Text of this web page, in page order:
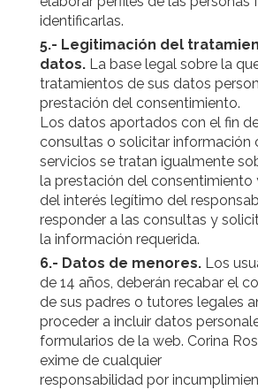
identificarlas.
5.- Legitimación del
datos. La base legal sobre la
tratamientos de sus datos
prestación del consentimiento.
Los datos aportados con el fin
consultas o solicitar información
servicios se tratan igualmente
la prestación del consentimiento
del interés legítimo del
responder a las consultas y
la información requerida.
6.- Datos de menores. Los
de 14 años, deberán recabar el
de sus padres o tutores legales
proceder a incluir datos
formularios de la web. Corina
exime de cualquier
responsabilidad por